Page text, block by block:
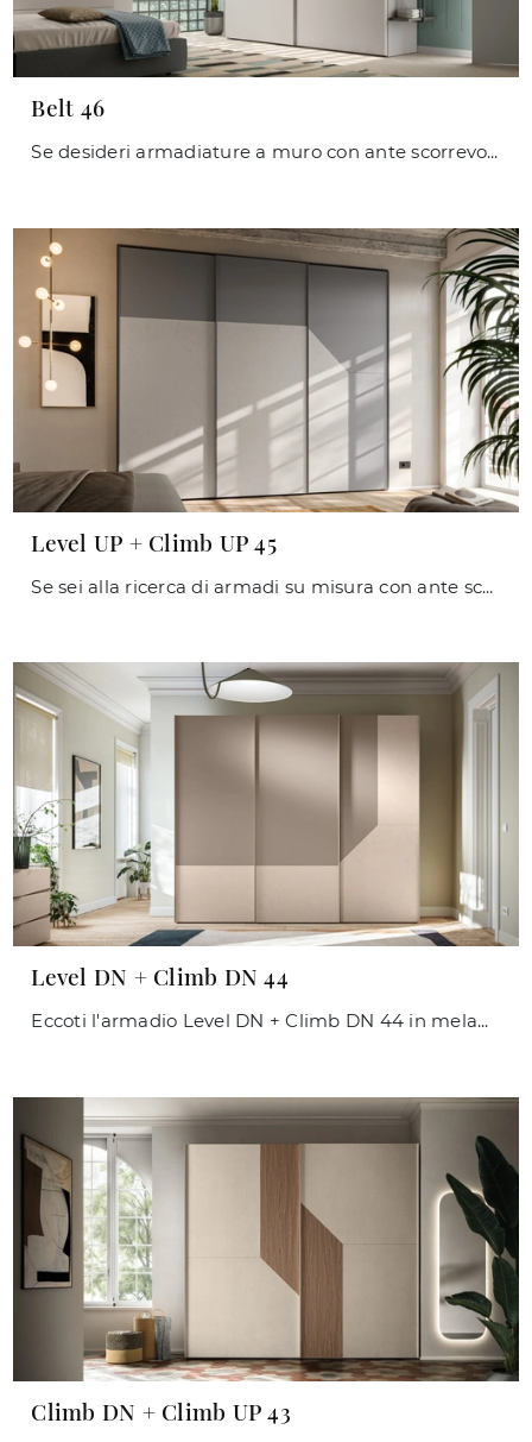
Belt 46
Se desideri armadiature a muro con ante scorrevoli, clicca e scopri l'armadio Belt 46 di Orme in melaminico.
Level UP + Climb UP 45
Se sei alla ricerca di armadi su misura con ante scorrevoli, clicca e scopri l'armadio Level UP + Climb UP 45 di Orme in melaminico.
Level DN + Climb DN 44
Eccoti l'armadio Level DN + Climb DN 44 in melaminico di Orme! Un ricco catalogo di armadi a muro con ante scorrevoli.
Climb DN + Climb UP 43